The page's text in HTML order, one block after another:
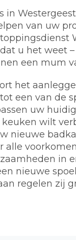
in
van uw
u het weet
een mum
het
een van de
uw
wilt
nieuwe
alle
in
nieuwe
regelen zij